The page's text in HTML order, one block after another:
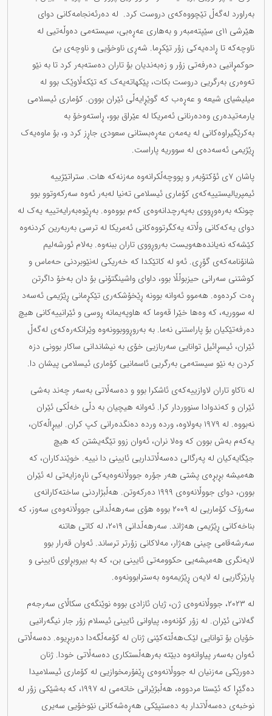
بەراورد لەگەڵ تێچووەکەی دروست کرد. لە دەرئەنجامەکانی دوای
هێرشی ١١ی سێپتەمبەر و بەهاری عەڕەبی، سیستەمی دەوڵەتیی لە
ناوچەکە تا ڕادەیەکی زۆر تێکڕما. شەڕی ناوخۆیی و ناوچەی بێ
حوکمڕانیی دەرفەتی زۆر و زەبەندیان بۆ تاران دەستەبەر کرد تا بە نێو
تەوەری بەرگریی دروست بکات، پێکهاتەیەک کە تێکەڵاوێک بوو لە
میلیشیای شیعە و عەڕەب کە گوێڕایەڵی ئێران بوون. کۆماری ئیسلامی
یارمەتیدەری وەدەرنانی ئەمریکا لە عێراق بوو، ڕاستەوخۆ بە
بەکرێگیراوەکانی لە یەمەن عەڕەبستانی سعودی جاڕز کرد و، بۆ ماوەیەک
ڕێژیمی ئەسەدەی لە سووریە پاراست.
پاشان ٧ی ئۆکتۆبەر و پووچەڵکرانەوە مەزنەکە هات. ستراتێژییە
ئیمپریالیستییەکەی کۆماری ئیسلامی تەنیا لەبەر ئەوە سەرکەوتوو بوو
چونکە بەرەوڕووی بەپەرچدانەوەی کەم بووەوە. بەڕێوەبەرایەتییە یەک لە
دوای یەکەکانی وڵاتە یەکگرتووەکانی ئەمریکا لە ترسی بەربەرین کردنەوە
کێشەکە نەیاندەهەویست بەروڕووی تاران ببنەوە. بەلام ئورشەلیم
شانۆنامەکەی گۆڕی. ئەو لە کاتێکدا کە خەریکی لەنێوبردنی حەماس و
کوشتنی سەرانی حیزبوڵڵا بوو، داوای واشینگتۆنی بۆ دان بەخۆ داگرتن
ڕەت کردەوە. هەموو ئەوانە بوونە ڕێخۆشکەری تێکڕمانی ڕێژیمی ئەسەد
لە سووریە، کە وەها خێرا قەوما کە هاوپەیمانە ڕوسی و ئێرانییەکانی هیچ
دەرفەتێکیان بۆ پاراستنی نەما. بە بەروڕووبوونەوە وێرانکەرەکەی لەگەڵ
ئێران، ئیسڕائیل توانایی سەربازیی خۆی بە نیشاندانی ساکار بوونی دزە
کردن بە نێو سیستەمی بەرگریی ئاسمانیی کۆماری ئیسلامی پیشان دا.
لە ناکاو تاران لاوازییەکەی ئاشکرا بوو و دەسەڵاتی بەسەر چەند بەشی
ئێران و کەندوادا سنووردار کرا. ئەوانە هیچیان بە دڵی خەڵکی ئێران
نەبووە. لە ١٩٧٩ بەولاوە، وردە وردە دەنگدەرانی کپ کران. لیبڕاڵەکان،
یەکەم بەش بوون کە وەلا نران، ئەوان زوو تێگەیشتن کە هیچ
جێگایەکیان لە پەرگالی دەسەڵاتداریی ئایینی دا نییە. خوێندکاران، کە
هەمیشە بڕبڕەی پشتی هەر جۆرە جووڵانەوەیەکی ناڕەزایەتی لە ئێران
بوون، دوای جووڵانەوەی ١٩٩٩ دەرکەوتن. هەڵبژاردنی ساختەکارانەی
سەرۆک کۆماریی لە ٢٠٠٩ بووە هۆی سەرهەڵدانی جووڵانەوەی سەوز، کە
بناخەکانی ڕێژیمی هەژاند. سەرهەڵدانی ٢٠١٩، لە کاتی هاتنە
سەرشەقامی چینی هەژار، مەلاکانی زۆرتر ترساند. ئەوان قەرار بوو
لایەنگری هەمیشەیی حکوومەتی ئایینی بن، کە بە بیروبڕاوی ئایینی و
پارێزگاریی لە لایەن ڕێژیمەوە بەسترابوونەوە.
لە ٢٠٢٣، جووڵانەوەی ژن، ژیان ئازادی بووە نوێنگەی سکاڵای سەرجەم
گەلانی ئێران. لە زۆر کۆنەوە، پیاوانی ئایینی ئیسلام زۆر جار نیگەرانیی
خۆیان بۆ توانایی لێک‌هەڵتەکێنی ژنان لە کۆمەڵگەدا دەربڕیوە. دەسەڵاتی
ئەوان بەسەر پیاوانەوە دبێتە بەرهەڵستکاری دەسەڵاتی خودا. ژنان
دەورێکی مەزنیان لە جووڵانەوەی ڕێفۆرمخوازیی لە کۆماری ئیسلامیدا
دەگێڕا کە ئێستا مردووە، هەڵبژێرانی خاتەمی لە ١٩٩٧، کە بەشێکی زۆر لە
نوخبەی دەسەڵاتدار بە دەستپێکی هەڕەشەکانی نێوخۆیی سەیری